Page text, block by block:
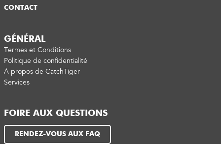
CONTACT
GÉNÉRAL
Termes et Conditions
Politique de confidentialité
À propos de CatchTiger
Services
FOIRE AUX QUESTIONS
RENDEZ-VOUS AUX FAQ